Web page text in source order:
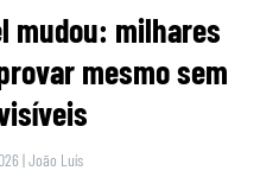
mudou: milhares
mesmo sem
|João Luís